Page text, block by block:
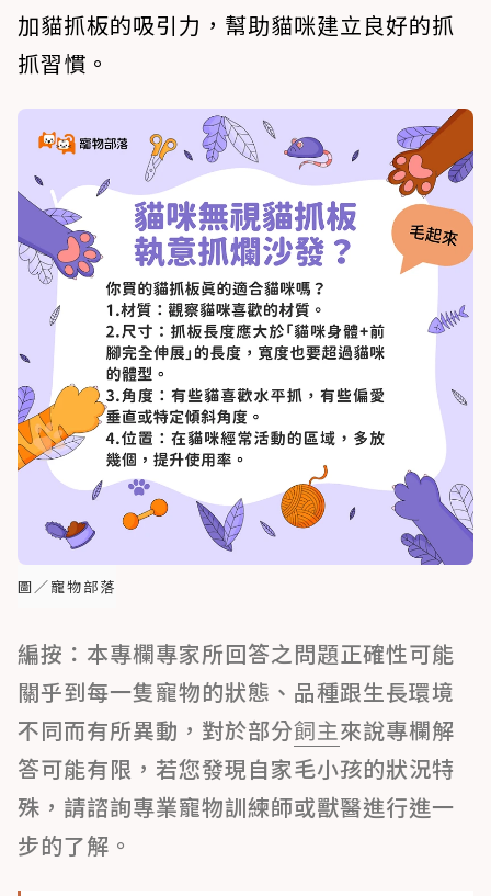
加貓抓板的吸引力，幫助貓咪建立良好的抓
抓習慣。
圖／寵物部落
編按：本專欄專家所回答之問題正確性可能
關乎到每一隻寵物的狀態、品種跟生長環境
不同而有所異動，對於部分飼主來說專欄解
答可能有限，若您發現自家毛小孩的狀況特
殊，請諮詢專業寵物訓練師或獸醫進行進一
步的了解。